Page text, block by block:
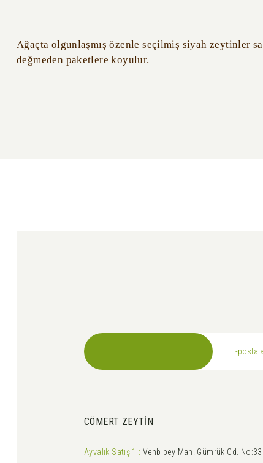
Ağaçta olgunlaşmış özenle seçilmiş siyah zeytinler
değmeden paketlere koyulur.
CÖMERT ZEYTİN
Ayvalık Satış 1 : Vehbibey Mah. Gümrük Cd. No:33